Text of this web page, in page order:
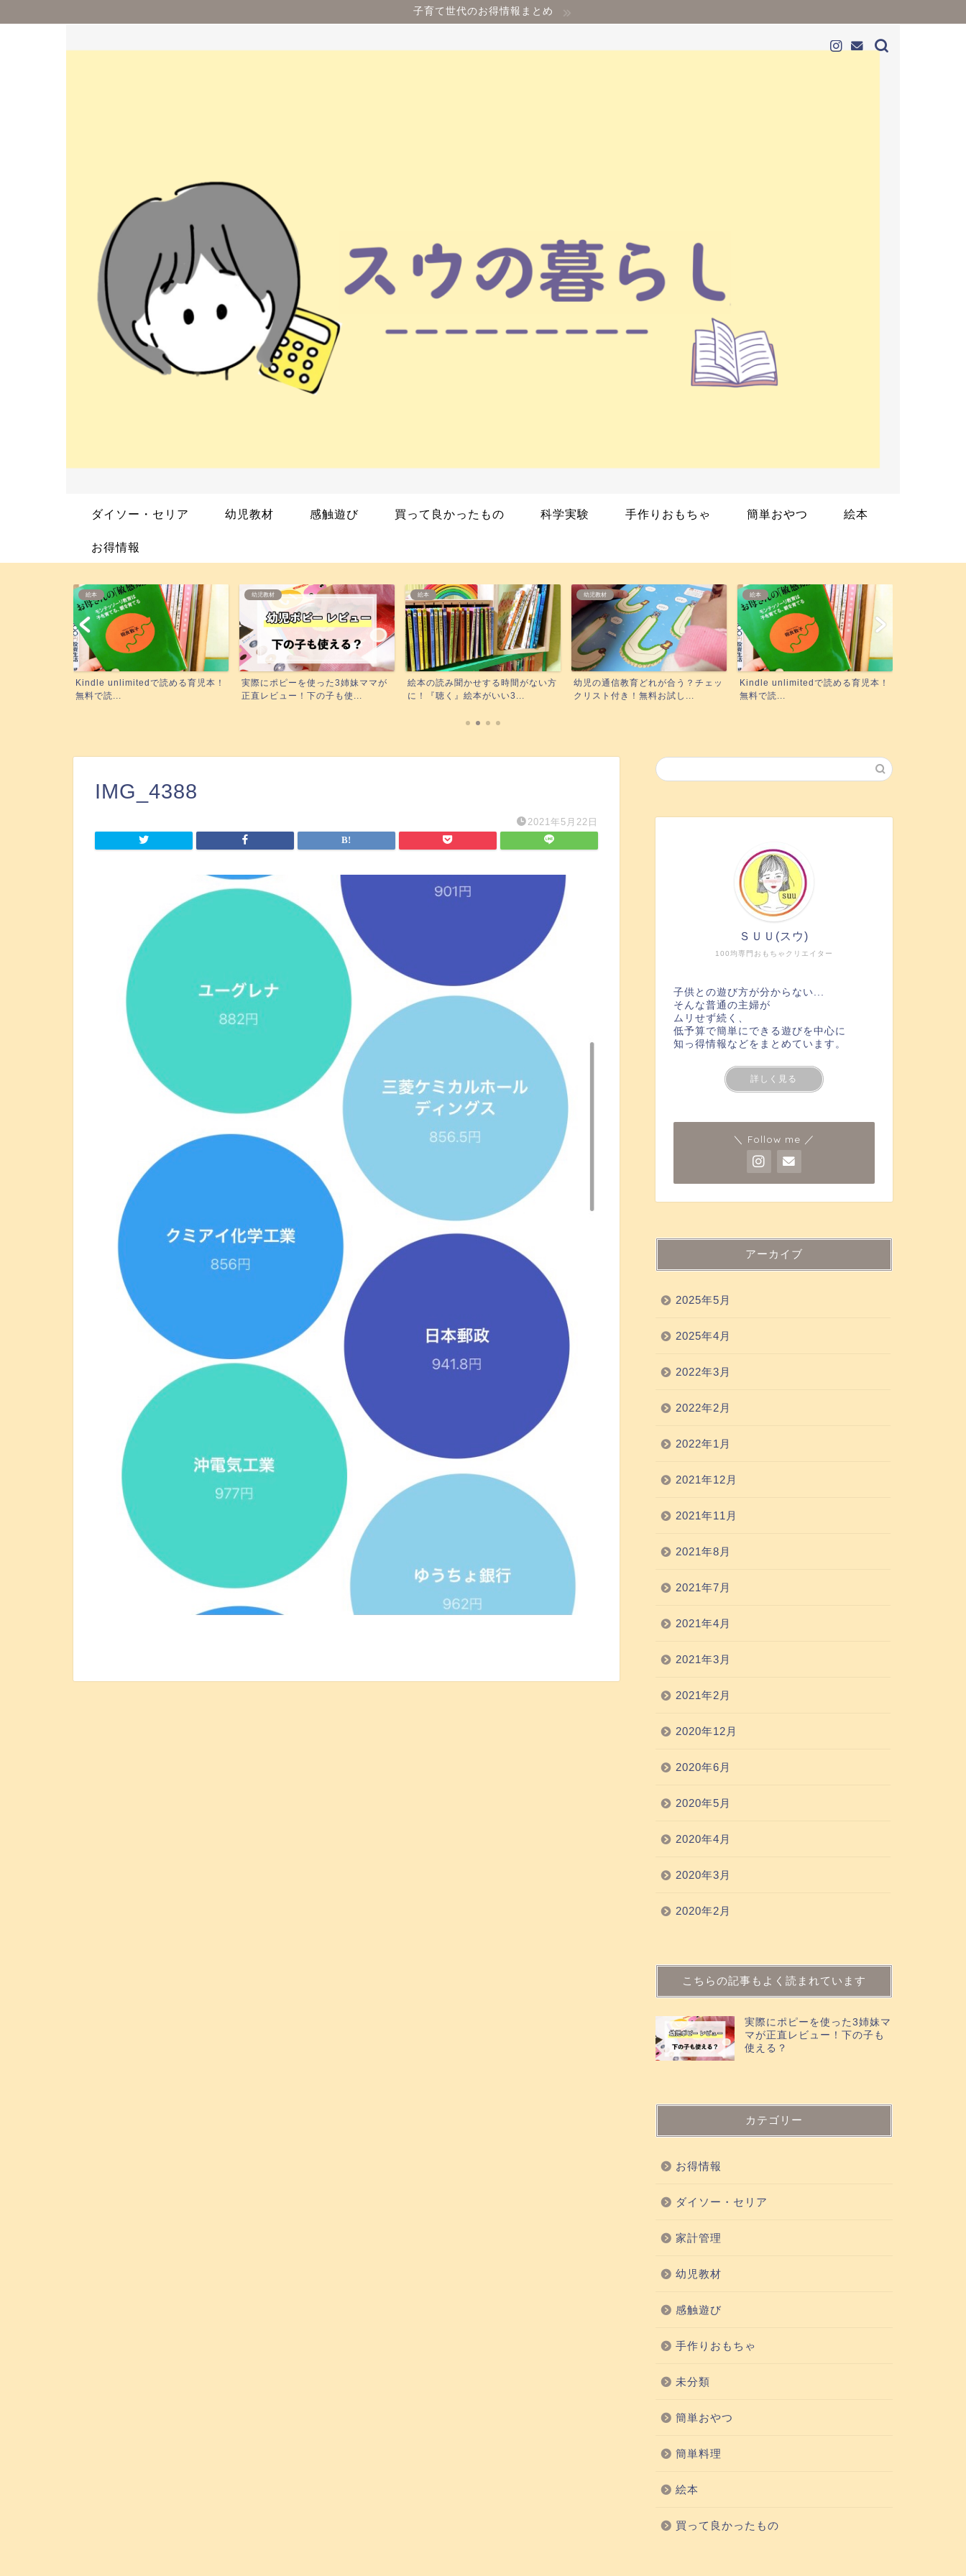
子育て世代のお得情報まとめ
ダイソー・セリア 幼児教材 感触遊び 買って良かったもの 科学実験 手作りおもちゃ 簡単おやつ 絵本
お得情報
幼児教材
実際にポピーを使った3姉妹ママが
正直レビュー！下の子も使...
絵本
絵本の読み聞かせする時間がない方
に！『聴く』絵本がいい3...
幼児教材
幼児の通信教育どれが合う？チェッ
クリスト付き！無料お試し...
絵本
Kindle unlimitedで読める育児本！
無料で読...
幼児教材
実際にポピーを使った3姉妹ママが
正直レビュー！下の子も使...
IMG_4388
2021年5月22日
100均専門おもちゃクリエイター
ＳＵＵ(スウ)
子供との遊び方が分からない...
そんな普通の主婦が
ムリせず続く、
低予算で簡単にできる遊びを中心に
知っ得情報などをまとめています。
詳しく見る
＼ Follow me ／
アーカイブ
2025年5月
2025年4月
2022年3月
2022年2月
2022年1月
2021年12月
2021年11月
2021年8月
2021年7月
2021年4月
2021年3月
2021年2月
2020年12月
2020年6月
2020年5月
2020年4月
2020年3月
2020年2月
こちらの記事もよく読まれています
実際にポピーを使った3姉妹マ
マが正直レビュー！下の子も
使える？
カテゴリー
お得情報
ダイソー・セリア
家計管理
幼児教材
感触遊び
手作りおもちゃ
未分類
簡単おやつ
簡単料理
絵本
買って良かったもの